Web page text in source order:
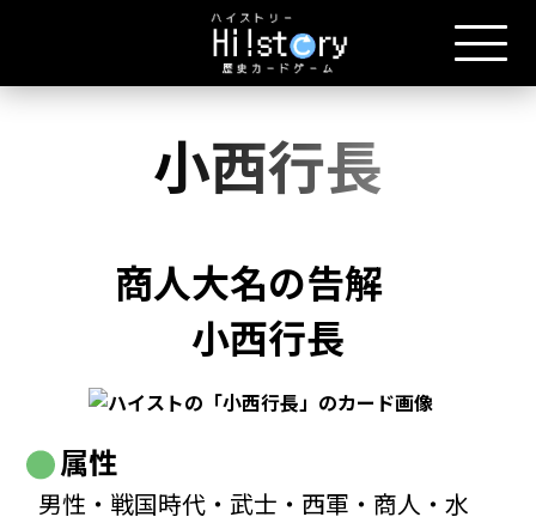
小西行長
商人大名の告解
小西行長
属性
男性・戦国時代・武士・西軍・商人・水